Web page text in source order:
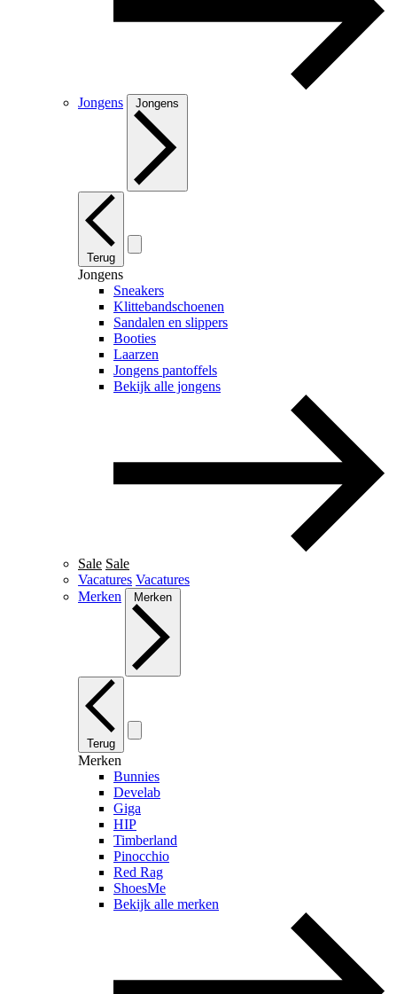
Jongens Jongens
Terug
Jongens
Sneakers
Klittebandschoenen
Sandalen en slippers
Booties
Laarzen
Jongens pantoffels
Bekijk alle jongens
Sale Sale
Vacatures Vacatures
Merken
Merken
Terug
Merken
Bunnies
Develab
Giga
HIP
Timberland
Pinocchio
Red Rag
ShoesMe
Bekijk alle merken